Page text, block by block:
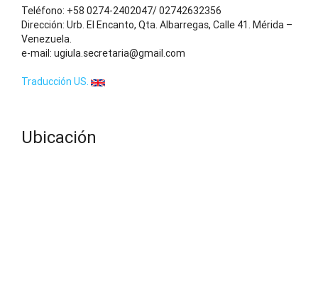
Teléfono: +58 0274-2402047/ 02742632356
Dirección: Urb. El Encanto, Qta. Albarregas, Calle 41. Mérida –
Venezuela.
e-mail: ugiula.secretaria@gmail.com
Traducción US.
Ubicación